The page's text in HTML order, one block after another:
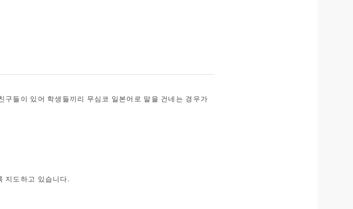
들이 있어 학생들끼리 무심코 일본어로 말을 건네는 경우가
지도하고 있습니다.